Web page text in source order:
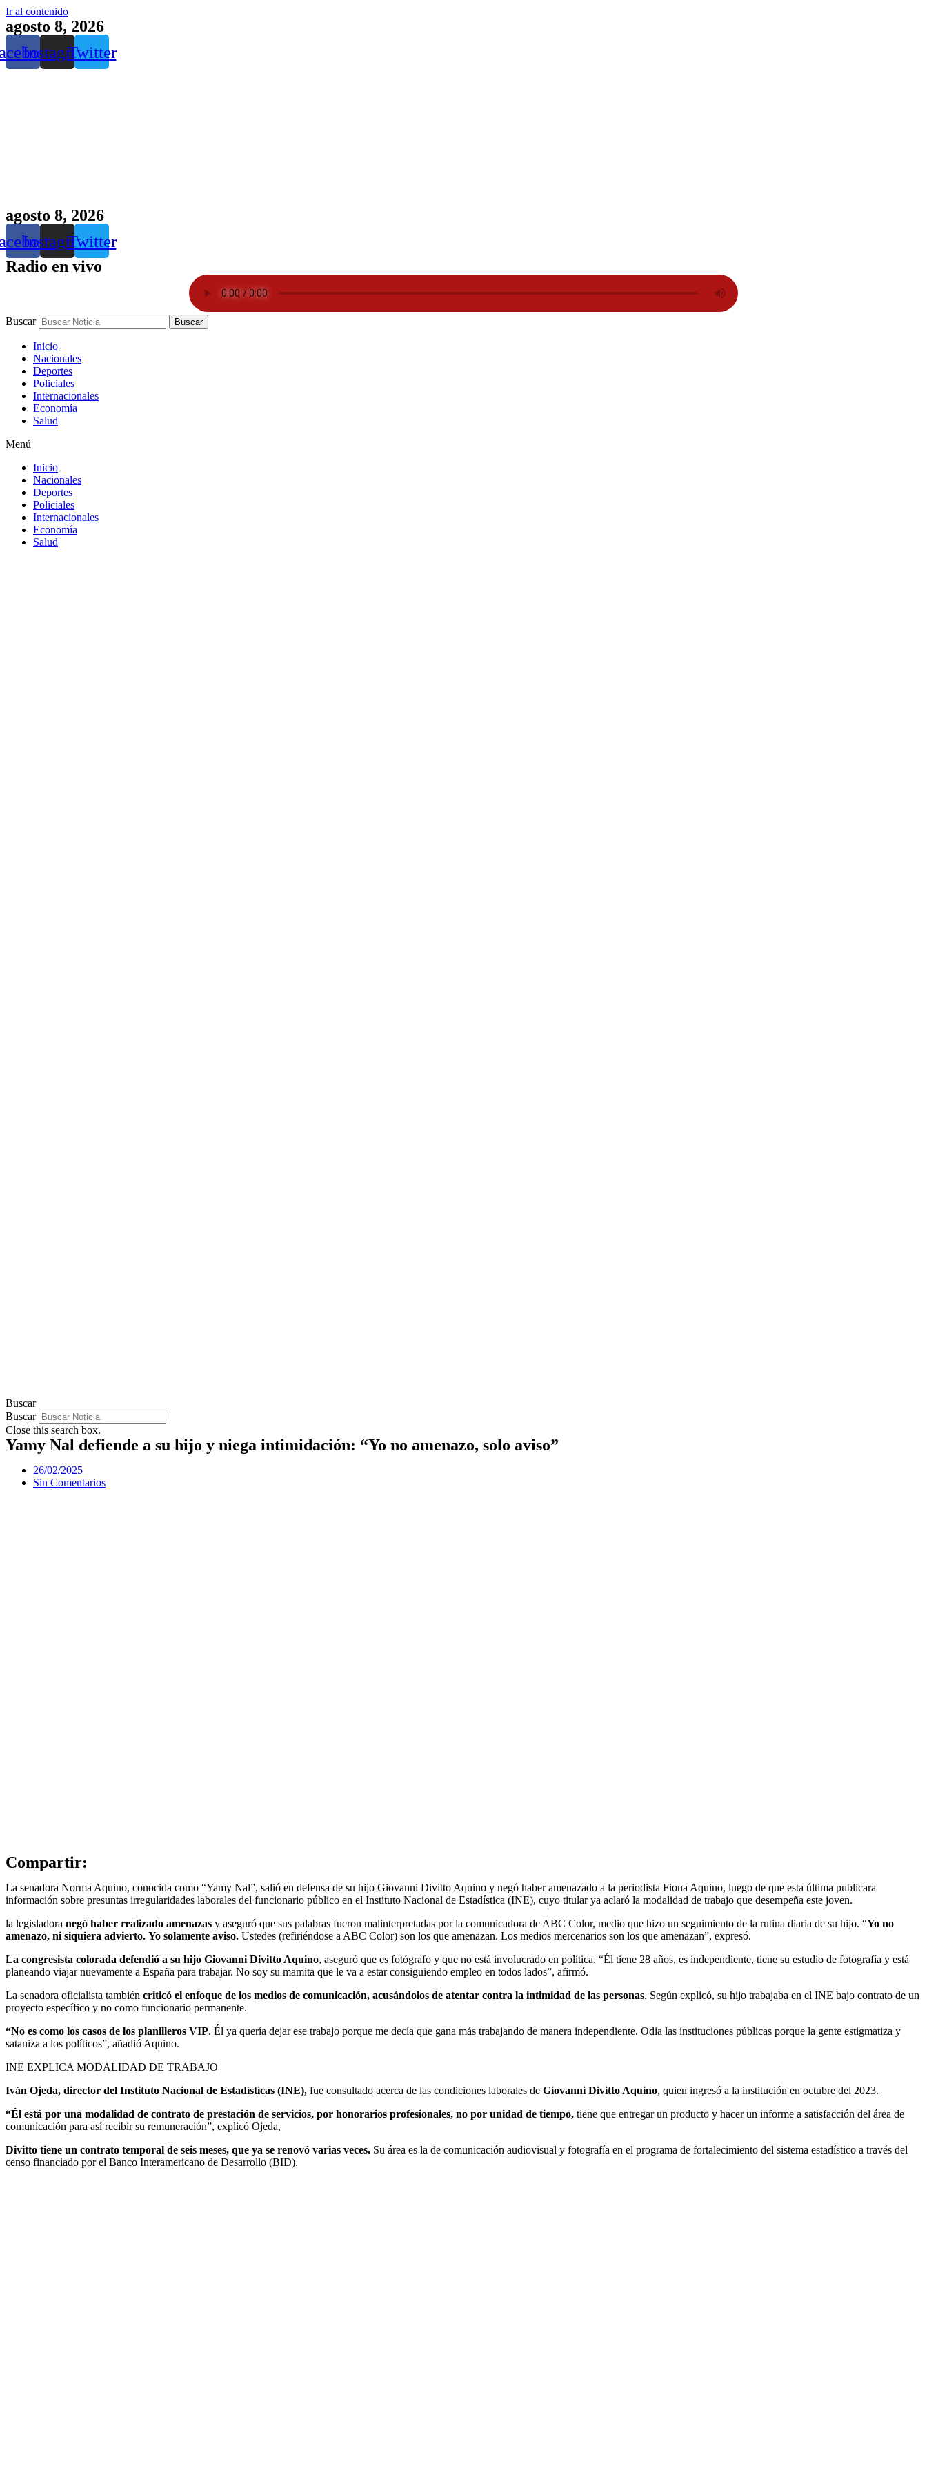
Ir al contenido
agosto 8, 2026
InstagramTwitter
agosto 8, 2026
InstagramTwitter
Radio en vivo
Buscar Buscar
Inicio
Nacionales
Deportes
Policiales
Internacionales
Economía
Salud
Menú
Inicio
Nacionales
Deportes
Policiales
Internacionales
Economía
Salud
Buscar
Buscar
Close this search box.
Yamy Nal defiende a su hijo y niega intimidación: “Yo no amenazo, solo aviso”
26/02/2025
Sin Comentarios
Compartir:
La senadora Norma Aquino, conocida como “Yamy Nal”, salió en defensa de su hijo Giovanni Divitto Aquino y negó haber amenazado a la periodista Fiona Aquino, luego de que esta última publicara
información sobre presuntas irregularidades laborales del funcionario público en el Instituto Nacional de Estadística (INE), cuyo titular ya aclaró la modalidad de trabajo que desempeña este joven.
la legisladora negó haber realizado amenazas y aseguró que sus palabras fueron malinterpretadas por la comunicadora de ABC Color, medio que hizo un seguimiento de la rutina diaria de su hijo. “Yo no
amenazo, ni siquiera advierto. Yo solamente aviso. Ustedes (refiriéndose a ABC Color) son los que amenazan. Los medios mercenarios son los que amenazan”, expresó.
La congresista colorada defendió a su hijo Giovanni Divitto Aquino, aseguró que es fotógrafo y que no está involucrado en política. “Él tiene 28 años, es independiente, tiene su estudio de fotografía y está
planeando viajar nuevamente a España para trabajar. No soy su mamita que le va a estar consiguiendo empleo en todos lados”, afirmó.
La senadora oficialista también criticó el enfoque de los medios de comunicación, acusándolos de atentar contra la intimidad de las personas. Según explicó, su hijo trabajaba en el INE bajo contrato de un
proyecto específico y no como funcionario permanente.
“No es como los casos de los planilleros VIP. Él ya quería dejar ese trabajo porque me decía que gana más trabajando de manera independiente. Odia las instituciones públicas porque la gente estigmatiza y
sataniza a los políticos”, añadió Aquino.
INE EXPLICA MODALIDAD DE TRABAJO
Iván Ojeda, director del Instituto Nacional de Estadísticas (INE), fue consultado acerca de las condiciones laborales de Giovanni Divitto Aquino, quien ingresó a la institución en octubre del 2023.
“Él está por una modalidad de contrato de prestación de servicios, por honorarios profesionales, no por unidad de tiempo, tiene que entregar un producto y hacer un informe a satisfacción del área de
comunicación para así recibir su remuneración”, explicó Ojeda,
Divitto tiene un contrato temporal de seis meses, que ya se renovó varias veces. Su área es la de comunicación audiovisual y fotografía en el programa de fortalecimiento del sistema estadístico a través del
censo financiado por el Banco Interamericano de Desarrollo (BID).